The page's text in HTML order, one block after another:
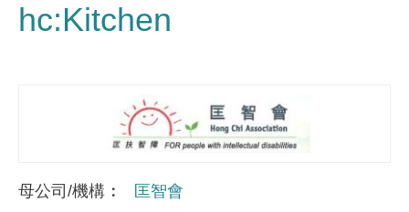
hc:Kitchen
母公司/機構
匡智會